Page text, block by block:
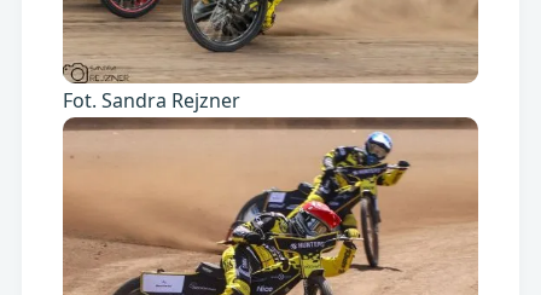
Fot. Sandra Rejzner